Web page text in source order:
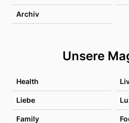
Archiv
Unsere
Health
Liebe
Family